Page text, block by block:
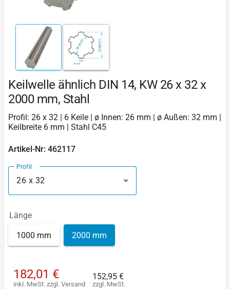
Keilwelle ähnlich DIN 14, KW 26 x 32 x
2000 mm, Stahl
Profil: 26 x 32 | 6 Keile | ø Innen: 26 mm | ø Außen: 32 mm |
Keilbreite 6 mm | Stahl C45
Artikel-Nr: 462117
Profil
26 x 32
Länge
1000 mm 2000 mm
182,01 €
inkl. MwSt. zzgl. Versand
152,95 €
zzgl. MwSt.